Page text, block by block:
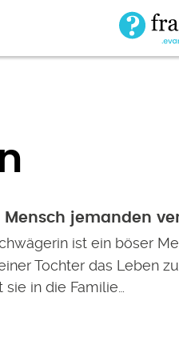
Mensch jemanden
ist ein böser
Tochter das Leben
in die Familie…